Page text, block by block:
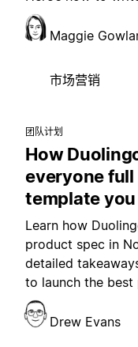
Maggie
市场营销
团队计划
How
everyone
template you
Learn how
product spec in
detailed
to launch the
Drew Evans